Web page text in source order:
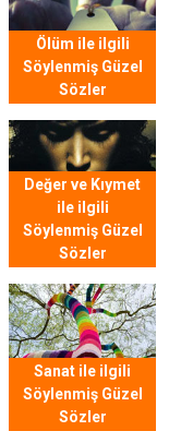
Ölüm ile ilgili
Söylenmiş Güzel
Sözler
Değer ve Kıymet
ile ilgili
Söylenmiş Güzel
Sözler
Sanat ile ilgili
Söylenmiş Güzel
Sözler